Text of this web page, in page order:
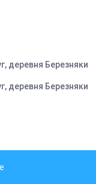
деревня Березняки
деревня Березняки